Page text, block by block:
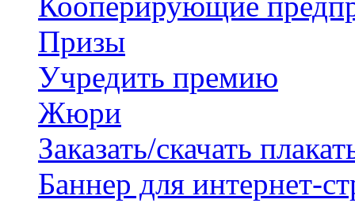
Призы
Учредить премию
Жюри
Заказать/скачать
Баннер для интернет-